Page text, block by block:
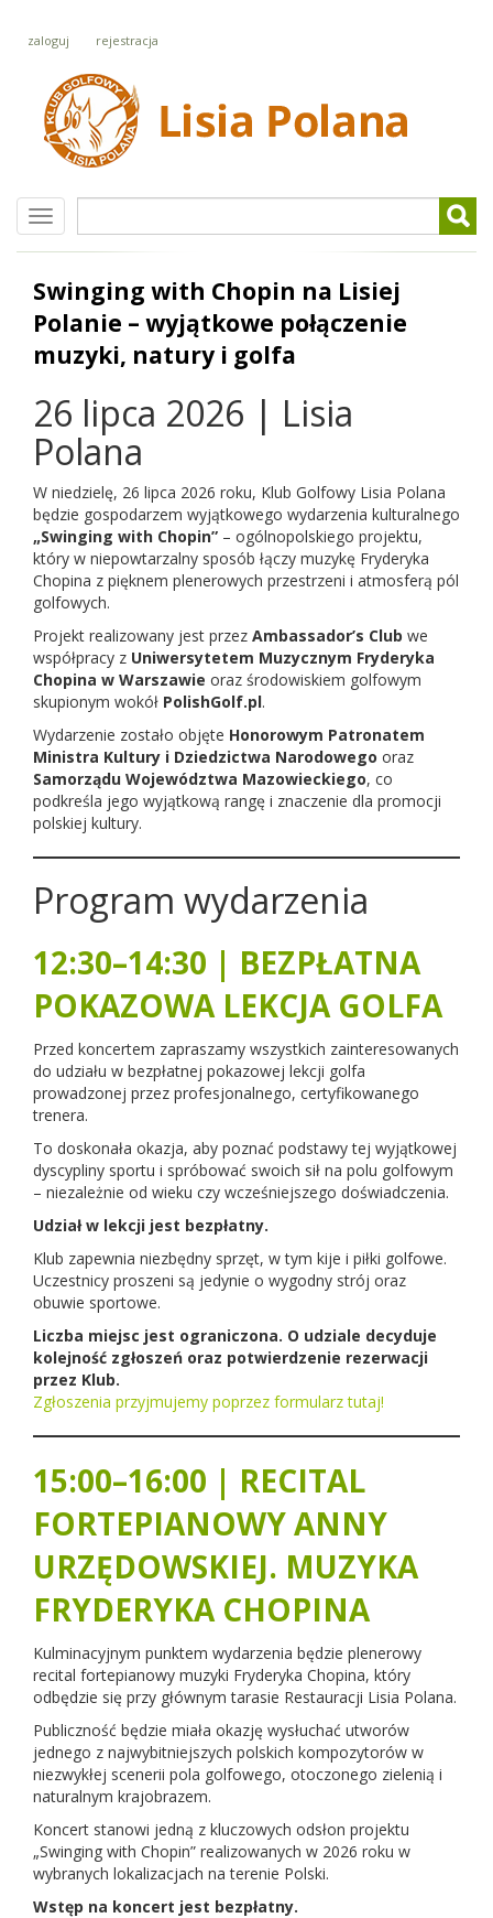
zaloguj rejestracja
Swinging with Chopin na Lisiej
Polanie – wyjątkowe połączenie
muzyki, natury i golfa
26 lipca 2026 | Lisia
Polana
W niedzielę, 26 lipca 2026 roku, Klub Golfowy Lisia Polana
będzie gospodarzem wyjątkowego wydarzenia kulturalnego
„Swinging with Chopin” – ogólnopolskiego projektu,
który w niepowtarzalny sposób łączy muzykę Fryderyka
Chopina z pięknem plenerowych przestrzeni i atmosferą pól
golfowych.
Projekt realizowany jest przez Ambassador’s Club we
współpracy z Uniwersytetem Muzycznym Fryderyka
Chopina w Warszawie oraz środowiskiem golfowym
skupionym wokół PolishGolf.pl.
Wydarzenie zostało objęte Honorowym Patronatem
Ministra Kultury i Dziedzictwa Narodowego oraz
Samorządu Województwa Mazowieckiego, co
podkreśla jego wyjątkową rangę i znaczenie dla promocji
polskiej kultury.
Program wydarzenia
12:30–14:30 | BEZPŁATNA
POKAZOWA LEKCJA GOLFA
Przed koncertem zapraszamy wszystkich zainteresowanych
do udziału w bezpłatnej pokazowej lekcji golfa
prowadzonej przez profesjonalnego, certyfikowanego
trenera.
To doskonała okazja, aby poznać podstawy tej wyjątkowej
dyscypliny sportu i spróbować swoich sił na polu golfowym
– niezależnie od wieku czy wcześniejszego doświadczenia.
Udział w lekcji jest bezpłatny.
Klub zapewnia niezbędny sprzęt, w tym kije i piłki golfowe.
Uczestnicy proszeni są jedynie o wygodny strój oraz
obuwie sportowe.
Liczba miejsc jest ograniczona. O udziale decyduje
kolejność zgłoszeń oraz potwierdzenie rezerwacji
przez Klub.
Zgłoszenia przyjmujemy poprzez formularz tutaj!
15:00–16:00 | RECITAL
FORTEPIANOWY ANNY
URZĘDOWSKIEJ. MUZYKA
FRYDERYKA CHOPINA
Kulminacyjnym punktem wydarzenia będzie plenerowy
recital fortepianowy muzyki Fryderyka Chopina, który
odbędzie się przy głównym tarasie Restauracji Lisia Polana.
Publiczność będzie miała okazję wysłuchać utworów
jednego z najwybitniejszych polskich kompozytorów w
niezwykłej scenerii pola golfowego, otoczonego zielenią i
naturalnym krajobrazem.
Koncert stanowi jedną z kluczowych odsłon projektu
„Swinging with Chopin” realizowanych w 2026 roku w
wybranych lokalizacjach na terenie Polski.
Wstęp na koncert jest bezpłatny.